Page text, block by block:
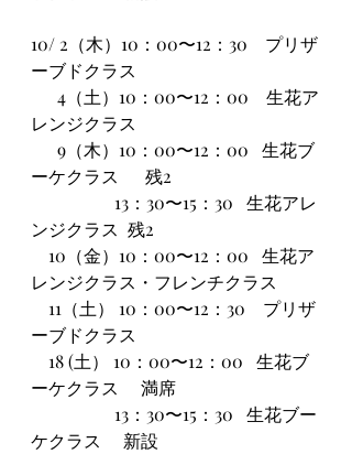
10/ 2（木）10：00〜12：30　プリザ
ーブドクラス
4（土）10：00〜12：00　生花ア
レンジクラス
9（木）10：00〜12：00   生花ブ
ーケクラス      残2
13：30〜15：30   生花アレ
ンジクラス  残2
10（金）10：00〜12：00   生花ア
レンジクラス・フレンチクラス
11（土） 10：00〜12：30　プリザ
ーブドクラス
18 (土） 10：00〜12：00   生花ブ
ーケクラス　 満席
13：30〜15：30   生花ブー
ケクラス　 新設